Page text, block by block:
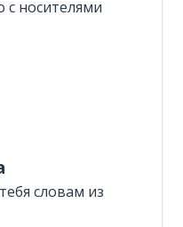
с носителями
словам из